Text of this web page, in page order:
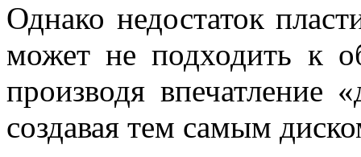
Однако недостаток
может не подходить к
производя впечатление
создавая тем самым